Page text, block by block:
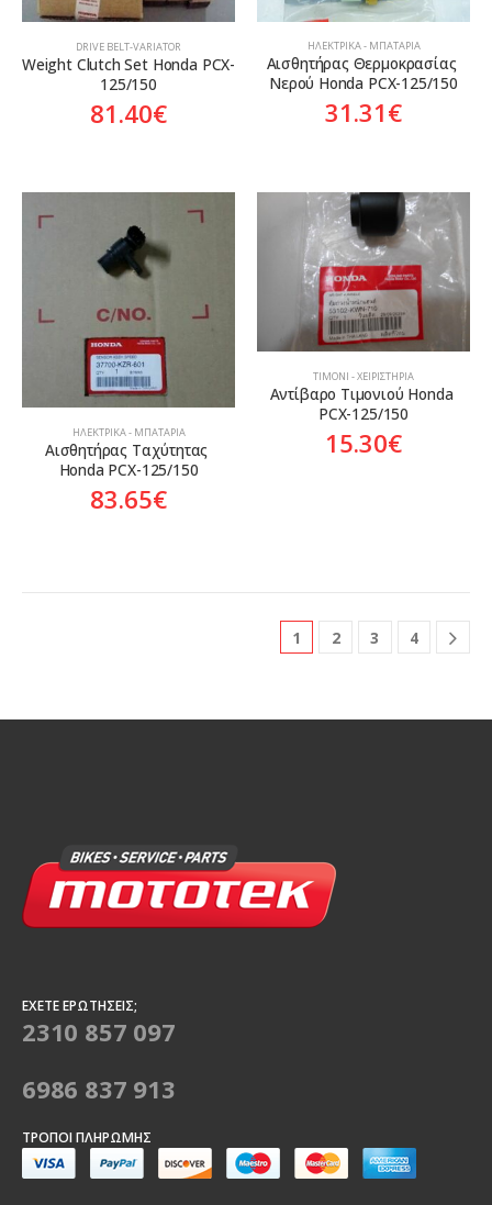
DRIVE BELT-VARIATOR
Weight Clutch Set Honda PCX-
125/150
81.40€
ΗΛΕΚΤΡΙΚΆ - ΜΠΑΤΑΡΊΑ
Αισθητήρας Θερμοκρασίας
Νερού Honda PCX-125/150
31.31€
ΗΛΕΚΤΡΙΚΆ - ΜΠΑΤΑΡΊΑ
Αισθητήρας Ταχύτητας
Honda PCX-125/150
83.65€
ΤΙΜΌΝΙ - ΧΕΙΡΙΣΤΉΡΙΑ
Αντίβαρο Τιμονιού Honda
PCX-125/150
15.30€
1 2 3 4
ΈΧΕΤΕ ΕΡΩΤΉΣΕΙΣ;
2310 857 097
6986 837 913
ΤΡΌΠΟΙ ΠΛΗΡΩΜΉΣ